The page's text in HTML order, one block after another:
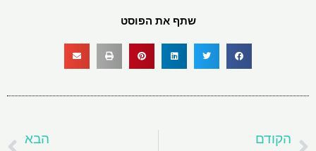
שתף את הפוסט
קודם
הקודם הבא